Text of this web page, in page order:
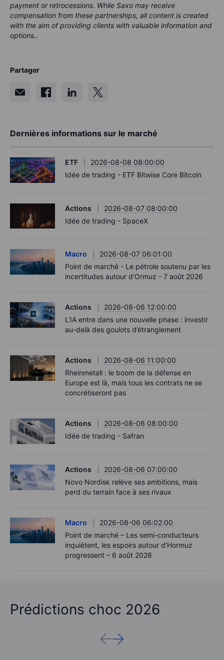
payment or retrocessions. While Saxo may receive
compensation from these partnerships, all content is created
with the aim of providing clients with valuable information and
options..
Partager
Dernières informations sur le marché
ETF
2026-08-08 08:00:00
Idée de trading - ETF Bitwise Core Bitcoin
Actions
2026-08-07 08:00:00
Idée de trading - SpaceX
Macro
2026-08-07 06:01:00
Point de marché - Le pétrole soutenu par les
incertitudes autour d'Ormuz - 7 août 2026
Actions
2026-08-06 12:00:00
L’IA entre dans une nouvelle phase : investir
au-delà des goulots d’étranglement
Actions
2026-08-06 11:00:00
Rheinmetall : le boom de la défense en
Europe est là, mais tous les contrats ne se
concrétiseront pas
Actions
2026-08-06 08:00:00
Idée de trading - Safran
Actions
2026-08-06 07:00:00
Novo Nordisk relève ses ambitions, mais
perd du terrain face à ses rivaux
Macro
2026-08-06 06:02:00
Point de marché – Les semi-conducteurs
inquiètent, les espoirs autour d’Hormuz
progressent – 6 août 2026
Prédictions choc 2026